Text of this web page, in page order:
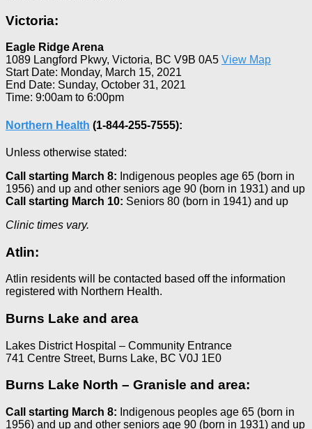
Victoria:
Eagle Ridge Arena
1089 Langford Pkwy, Victoria, BC V9B 0A5 View Map
Start Date: Monday, March 15, 2021
End Date: Sunday, October 31, 2021
Time: 9:00am to 6:00pm
Northern Health (1-844-255-7555):
Unless otherwise stated:
Call starting March 8: Indigenous peoples age 65 (born in
1956) and up and other seniors age 90 (born in 1931) and up
Call starting March 10: Seniors 80 (born in 1941) and up
Clinic times vary.
Atlin:
Atlin residents will be contacted based off the information
registered with Northern Health.
Burns Lake and area
Lakes District Hospital – Community Entrance
741 Centre Street, Burns Lake, BC V0J 1E0
Burns Lake North – Granisle and area:
Call starting March 8: Indigenous peoples age 65 (born in
1956) and up and other seniors age 90 (born in 1931) and up